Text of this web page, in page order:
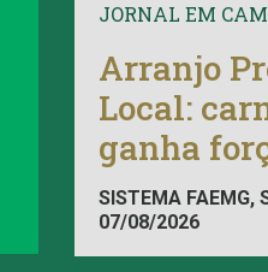
JORNAL EM
Arranjo
Local:
ganha
SISTEMA FAEMG,
07/08/2026